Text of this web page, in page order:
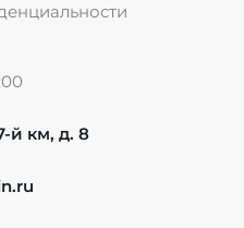
й км, д. 8